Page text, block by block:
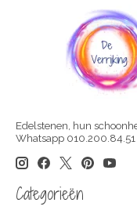
Edelstenen, hun
Whatsapp 010.200.84.51
Categorieën